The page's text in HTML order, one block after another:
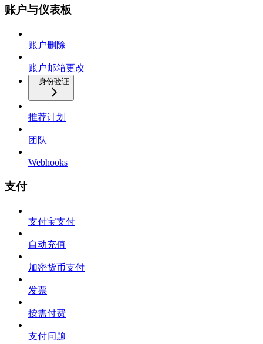
账户与仪表板
账户删除
账户邮箱更改
身份验证
推荐计划
团队
Webhooks
支付
支付宝支付
自动充值
加密货币支付
发票
按需付费
支付问题